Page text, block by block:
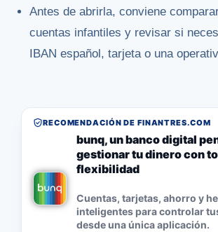
Antes de abrirla, conviene
cuentas infantiles y revisar si
IBAN español, tarjeta o una
RECOMENDACIÓN DE FINANTRES.COM
bunq, un banco digital
gestionar tu dinero con
flexibilidad
Cuentas, tarjetas, ahorro y
inteligentes para controlar
desde una única aplicación.